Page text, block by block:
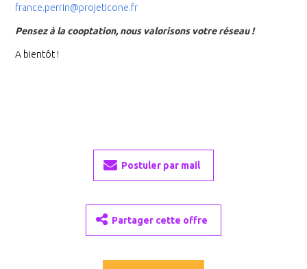
france.perrin@projeticone.fr
Pensez à la cooptation, nous valorisons votre réseau !
A bientôt !
Postuler par mail
Partager cette offre